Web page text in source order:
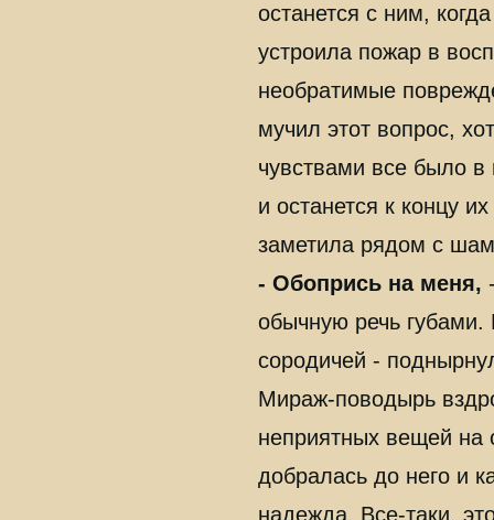
останется с ним,
устроила пожар в
необратимые
мучил этот вопрос,
чувствами все было
и останется к концу
заметила рядом с
- Обопрись на меня,
обычную речь
сородичей -
Мираж-поводырь
неприятных вещей на
добралась до него и
надежда. Все-таки,